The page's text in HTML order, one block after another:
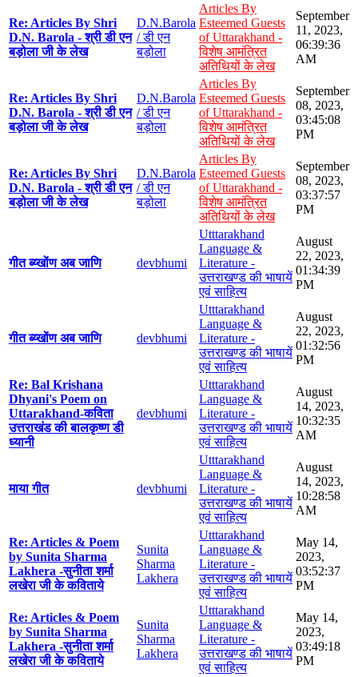
Re: Articles By Shri
D.N. Barola - श्री डी एन
बड़ोला जी के लेख
D.N.Barola
/ डी एन
बड़ोला
Articles By
Esteemed Guests
of Uttarakhand -
विशेष आमंत्रित
अतिथियों के लेख
September
11, 2023,
06:39:36
AM
Re: Articles By Shri
D.N. Barola - श्री डी एन
बड़ोला जी के लेख
D.N.Barola
/ डी एन
बड़ोला
Articles By
Esteemed Guests
of Uttarakhand -
विशेष आमंत्रित
अतिथियों के लेख
September
08, 2023,
03:45:08
PM
Re: Articles By Shri
D.N. Barola - श्री डी एन
बड़ोला जी के लेख
D.N.Barola
/ डी एन
बड़ोला
Articles By
Esteemed Guests
of Uttarakhand -
विशेष आमंत्रित
अतिथियों के लेख
September
08, 2023,
03:37:57
PM
गीत ब्य्खोंण अब जाणि devbhumi
Utttarakhand
Language &
Literature -
उत्तराखण्ड की भाषायें
एवं साहित्य
August
22, 2023,
01:34:39
PM
गीत ब्य्खोंण अब जाणि devbhumi
Utttarakhand
Language &
Literature -
उत्तराखण्ड की भाषायें
एवं साहित्य
August
22, 2023,
01:32:56
PM
Re: Bal Krishana
Dhyani's Poem on
Uttarakhand-कविता
उत्तराखंड की बालकृष्ण डी
ध्यानी
devbhumi
Utttarakhand
Language &
Literature -
उत्तराखण्ड की भाषायें
एवं साहित्य
August
14, 2023,
10:32:35
AM
माया गीत devbhumi
Utttarakhand
Language &
Literature -
उत्तराखण्ड की भाषायें
एवं साहित्य
August
14, 2023,
10:28:58
AM
Re: Articles & Poem
by Sunita Sharma
Lakhera -सुनीता शर्मा
लखेरा जी के कविताये
Sunita
Sharma
Lakhera
Utttarakhand
Language &
Literature -
उत्तराखण्ड की भाषायें
एवं साहित्य
May 14,
2023,
03:52:37
PM
Re: Articles & Poem
by Sunita Sharma
Lakhera -सुनीता शर्मा
लखेरा जी के कविताये
Sunita
Sharma
Lakhera
Utttarakhand
Language &
Literature -
उत्तराखण्ड की भाषायें
एवं साहित्य
May 14,
2023,
03:49:18
PM